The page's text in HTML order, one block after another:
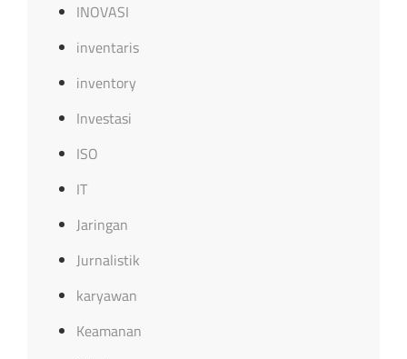
INOVASI
inventaris
inventory
Investasi
ISO
IT
Jaringan
Jurnalistik
karyawan
Keamanan